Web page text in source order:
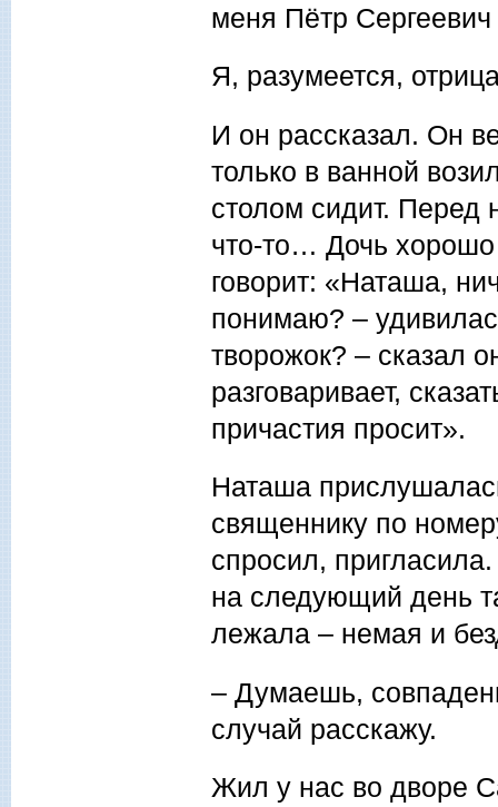
меня Пётр Сергеевич
Я, разумеется,
И он рассказал. Он
только в ванной
столом сидит. Перед
что-то… Дочь хорошо
говорит: «Наташа,
понимаю? –
творожок? – сказал
разговаривает,
причастия просит».
Наташа
священнику по
спросил,
на следующий день
лежала – немая и
– Думаешь,
случай расскажу.
Жил у нас во дворе